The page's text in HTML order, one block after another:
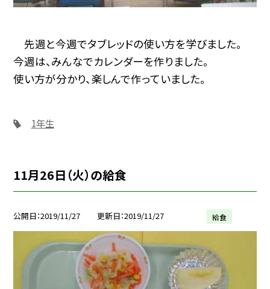
先週と今週でタブレッドの使い方を学びました。
今週は、みんなでカレンダーを作りました。
使い方が分かり、楽しんで作っていました。
1年生
11月26日（火）の給食
公開日 2019/11/27 更新日 2019/11/27 給食